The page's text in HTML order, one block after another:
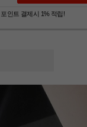
포인트 결제시 1% 적립!